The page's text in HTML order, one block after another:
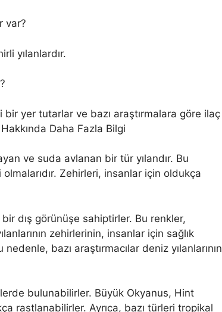
var?
yılanlardır.
yer tutarlar ve bazı araştırmalara göre ilaç
Daha Fazla Bilgi
ve suda avlanan bir tür yılandır. Bu
Zehirleri, insanlar için oldukça
dış görünüşe sahiptirler. Bu renkler,
zehirlerinin, insanlar için sağlık
bazı araştırmacılar deniz yılanlarının
bulunabilirler. Büyük Okyanus, Hint
rastlanabilirler. Ayrıca, bazı türleri tropikal